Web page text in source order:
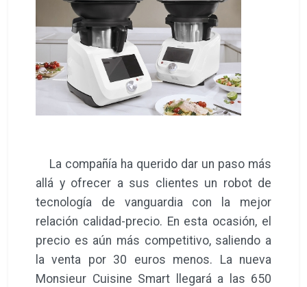
La compañía ha querido dar un paso más
allá y ofrecer a sus clientes un robot de
tecnología de vanguardia con la mejor
relación calidad-precio. En esta ocasión, el
precio es aún más competitivo, saliendo a
la venta por 30 euros menos. La nueva
Monsieur Cuisine Smart llegará a las 650